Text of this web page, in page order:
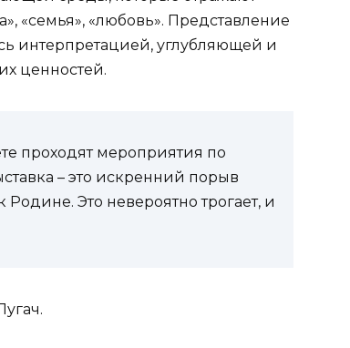
«семья», «любовь». Представление
интерпретацией, углубляющей и
ценностей.
проходят мероприятия по
– это искренний порыв
Это невероятно трогает, и